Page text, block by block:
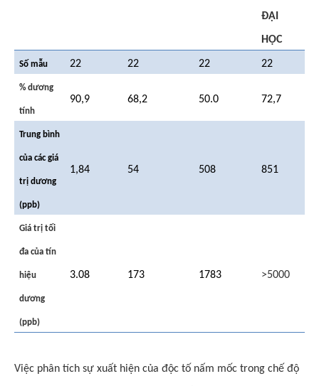
ĐẠI
HỌC
Số mẫu 22 22 22 22
% dương
tính
90,9 68,2 50.0 72,7
Trung bình
của các giá
trị dương
(ppb)
1,84 54 508 851
Giá trị tối
đa của tín
hiệu
dương
(ppb)
3.08 173 1783 >5000
Việc phân tích sự xuất hiện của độc tố nấm mốc trong chế độ